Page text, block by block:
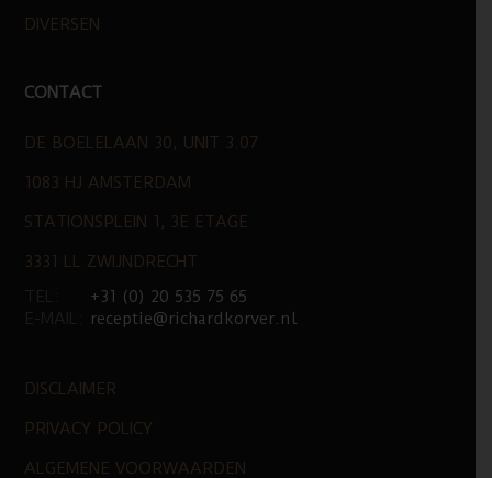
DIVERSEN
CONTACT
DE BOELELAAN 30, UNIT 3.07
1083 HJ AMSTERDAM
STATIONSPLEIN 1, 3E ETAGE
3331 LL ZWIJNDRECHT
+31 (0) 20 535 75 65
receptie@richardkorver.nl
DISCLAIMER
PRIVACY POLICY
ALGEMENE VOORWAARDEN